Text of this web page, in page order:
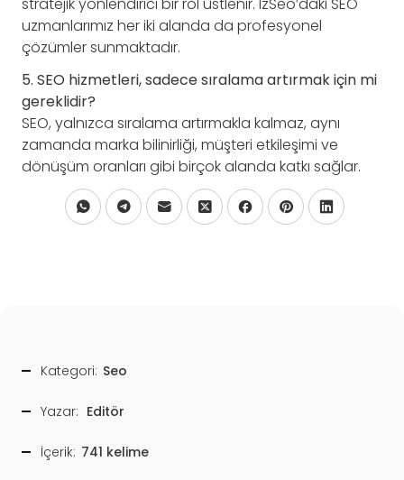
uzmanlarımız her iki alanda da profesyonel
çözümler sunmaktadır.
5. SEO hizmetleri, sadece sıralama artırmak için mi
gereklidir?
SEO, yalnızca sıralama artırmakla kalmaz, aynı
zamanda marka bilinirliği, müşteri etkileşimi ve
dönüşüm oranları gibi birçok alanda katkı sağlar.
Kategori: Seo
Yazar: Editör
İçerik: 741 kelime